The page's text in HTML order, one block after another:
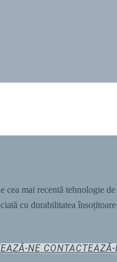
mai recentă tehnologie
cu durabilitatea însoțitoare.
NE